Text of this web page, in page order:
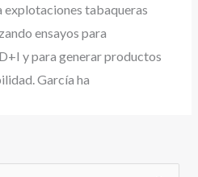
explotaciones tabaqueras
ensayos para
y para generar productos
García ha